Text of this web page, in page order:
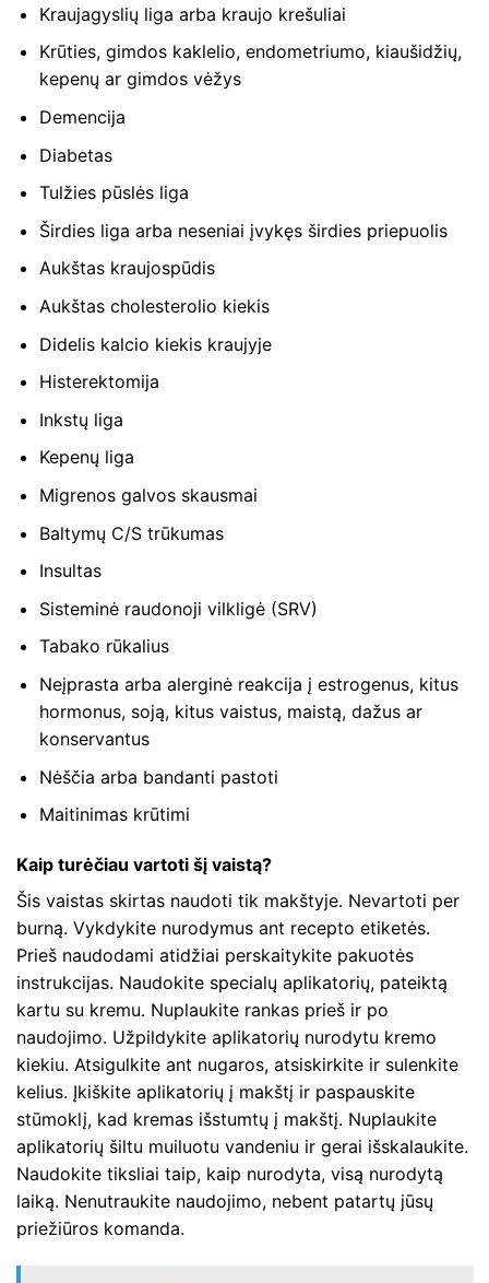
Kraujagyslių liga arba kraujo krešuliai
Krūties, gimdos kaklelio, endometriumo, kiaušidžių,
kepenų ar gimdos vėžys
Demencija
Diabetas
Tulžies pūslės liga
Širdies liga arba neseniai įvykęs širdies priepuolis
Aukštas kraujospūdis
Aukštas cholesterolio kiekis
Didelis kalcio kiekis kraujyje
Histerektomija
Inkstų liga
Kepenų liga
Migrenos galvos skausmai
Baltymų C/S trūkumas
Insultas
Sisteminė raudonoji vilkligė (SRV)
Tabako rūkalius
Neįprasta arba alerginė reakcija į estrogenus, kitus
hormonus, soją, kitus vaistus, maistą, dažus ar
konservantus
Nėščia arba bandanti pastoti
Maitinimas krūtimi
Kaip turėčiau vartoti šį vaistą?
Šis vaistas skirtas naudoti tik makštyje. Nevartoti per
burną. Vykdykite nurodymus ant recepto etiketės.
Prieš naudodami atidžiai perskaitykite pakuotės
instrukcijas. Naudokite specialų aplikatorių, pateiktą
kartu su kremu. Nuplaukite rankas prieš ir po
naudojimo. Užpildykite aplikatorių nurodytu kremo
kiekiu. Atsigulkite ant nugaros, atsiskirkite ir sulenkite
kelius. Įkiškite aplikatorių į makštį ir paspauskite
stūmoklį, kad kremas išstumtų į makštį. Nuplaukite
aplikatorių šiltu muiluotu vandeniu ir gerai išskalaukite.
Naudokite tiksliai taip, kaip nurodyta, visą nurodytą
laiką. Nenutraukite naudojimo, nebent patartų jūsų
priežiūros komanda.